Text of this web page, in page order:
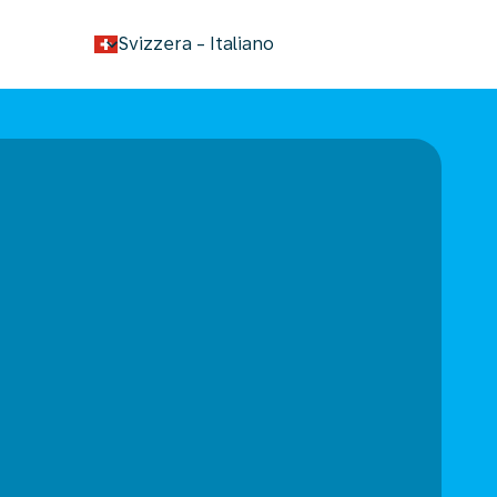
Svizzera - Italiano
keyboard_arrow_down